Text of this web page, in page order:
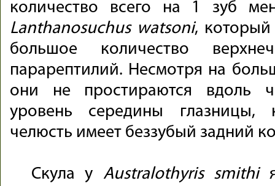
количество всего на 1 зуб
Lanthanosuchus watsoni, который
большое количество
парарептилий. Несмотря на
они не простираются вдоль
уровень середины глазницы,
челюсть имеет беззубый задний
Скула у Australothyris smithi